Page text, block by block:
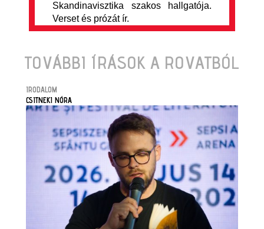
Skandinavisztika szakos hallgatója.
Verset és prózát ír.
TOVÁBBI ÍRÁSOK A ROVATBÓL
IRODALOM
CSITNEKI NÓRA